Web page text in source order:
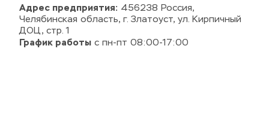
Адрес предприятия: 456238 Россия,
Челябинская область, г. Златоуст, ул. Кирпичный
ДОЦ, стр. 1
График работы с пн-пт 08:00-17:00